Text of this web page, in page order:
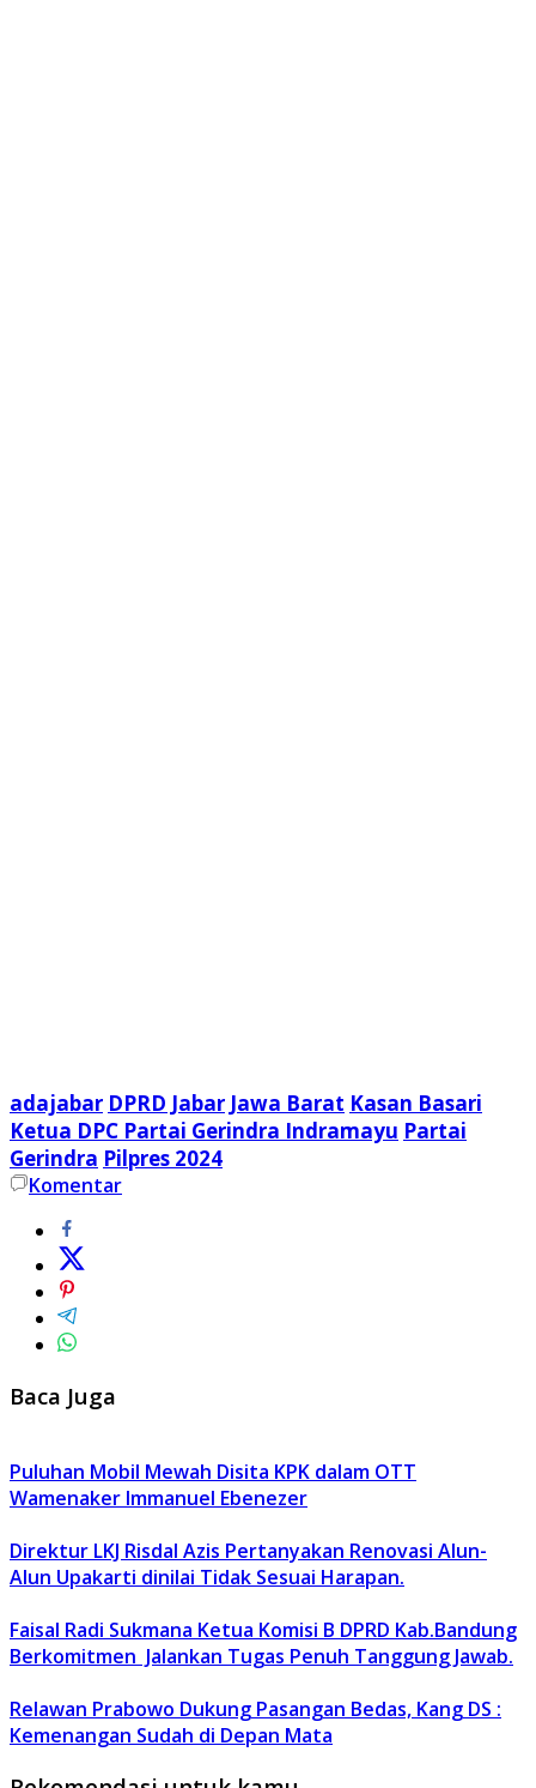
adajabar DPRD Jabar Jawa Barat Kasan Basari
Ketua DPC Partai Gerindra Indramayu Partai
Gerindra Pilpres 2024
Komentar
Baca Juga
Puluhan Mobil Mewah Disita KPK dalam OTT
Wamenaker Immanuel Ebenezer
Direktur LKJ Risdal Azis Pertanyakan Renovasi Alun-
Alun Upakarti dinilai Tidak Sesuai Harapan.
Faisal Radi Sukmana Ketua Komisi B DPRD Kab.Bandung
Berkomitmen Jalankan Tugas Penuh Tanggung Jawab.
Relawan Prabowo Dukung Pasangan Bedas, Kang DS :
Kemenangan Sudah di Depan Mata